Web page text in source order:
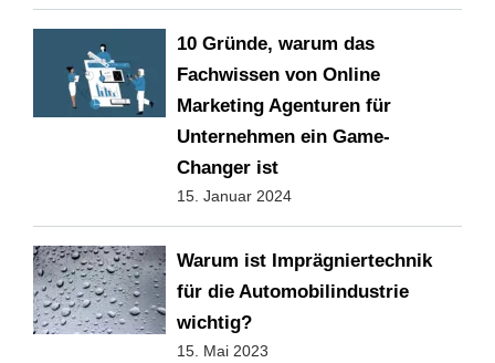
10 Gründe, warum das
Fachwissen von Online
Marketing Agenturen für
Unternehmen ein Game-
Changer ist
15. Januar 2024
Warum ist Imprägniertechnik
für die Automobilindustrie
wichtig?
15. Mai 2023